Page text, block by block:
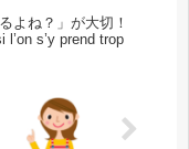
よね？」が大切！
l’on s’y prend trop